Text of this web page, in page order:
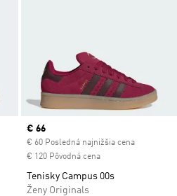
Current price
€ 66
€ 60 Posledná najnižšia cena
€ 120 Pôvodná cena
Tenisky Campus 00s
Ženy Originals